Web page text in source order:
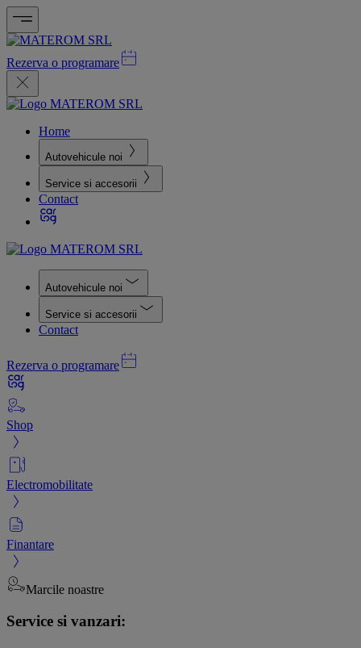
Rezerva o programare
Home
Autovehicule noi
Service si accesorii
Contact
Autovehicule noi
Service si accesorii
Contact
Rezerva o programare
Shop
Electromobilitate
Finantare
Marcile noastre
Service si vanzari: